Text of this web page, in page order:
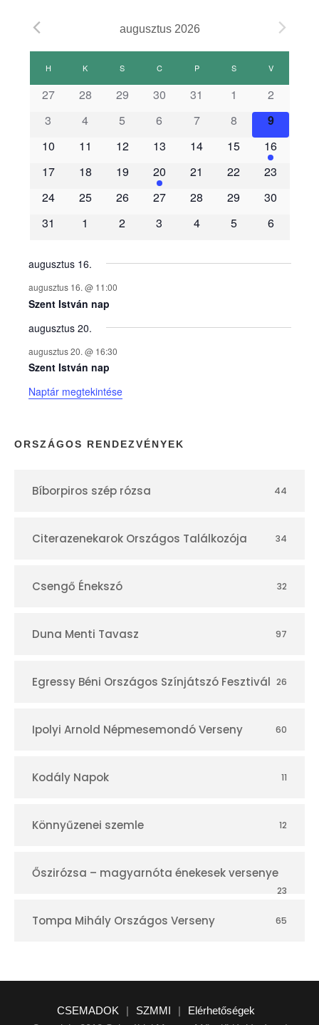
augusztus 2026
E
m
é
n
y
e
k
n
a
p
r
H K S CCSÜTÖRTÖK
PPÉNTEK SSZOMBAT
VVASÁRNAP
27 28 29 30 31 1
2
3
4 5 6 7 8
9
10
11 12 13 14 15
16
17
18 19 20 21 22
23
24
25 26 27 28 29
30
31
1 2 3 4 5 6
augusztus 16.
augusztus 16. @ 11:00
Szent István nap
augusztus 20.
augusztus 20. @ 16:30
Szent István nap
Naptár megtekintése
ORSZÁGOS RENDEZVÉNYEK
Bíborpiros szép rózsa 44
Citerazenekarok Országos Találkozója 34
Csengő Énekszó 32
Duna Menti Tavasz 97
Egressy Béni Országos Színjátszó Fesztivál 26
Ipolyi Arnold Népmesemondó Verseny 60
Kodály Napok 11
Könnyűzenei szemle 12
Őszirózsa – magyarnóta énekesek versenye
23
Tompa Mihály Országos Verseny 65
CSEMADOK | SZMMI |
Elérhetőségek